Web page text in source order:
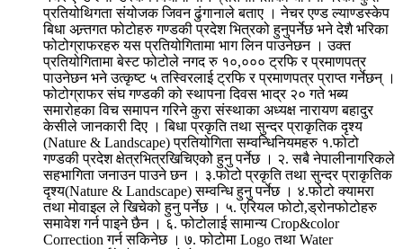
प्रतियोथिगता संयोजक जिवन ढुंगानाले बताए । नेचर एण्ड ल्याण्डस्केप
बिधा अन्र्तगत फोटोहरु गण्डकी प्रदेश भित्रको हुनुपर्नेछ भने देशै भरिका
फोटोग्राफरहरु यस प्रतियोगितामा भाग लिन पाउनेछन । उक्त
प्रतियोगितामा बेस्ट फोटोले नगद रु १०,००० ट्रफि र प्रमाणपत्र
पाउनेछन भने उत्कृष्ट ५ तस्विरलाई ट्रफि र प्रमाणपत्र प्राप्त गर्नेछन् ।
फोटोग्राफर संघ गण्डकी को स्थापना दिवस भाद्र २० गते भब्य
समारोहका विच समापन गरिने कुरा संस्थाका अध्यक्ष नारायण बहादुर
केसीले जानकारी दिए । बिधा प्रकृति तथा सुन्दर प्राकृतिक दृश्य
(Nature & Landscape) प्रतियोगिता सम्वन्धिनियमहरु १.फोटो
गण्डकी प्रदेश क्षेत्रभित्रखिचिएकोे हुनु पर्नेछ । २. सबै नेपालीनागरिकले
सहभागिता जनाउन पाउने छन । ३.फोटो प्रकृति तथा सुन्दर प्राकृतिक
दृश्य(Nature & Landscape) सम्वन्धि हुनु पर्नेछ । ४.फोटो क्यामरा
तथा मोवाइल ले खिचेको हुनु पर्नेछ । ५. एरियल फोटो,ड्रोनफोटोहरु
समावेश गर्न पाइने छैन । ६. फोटोलाई सामान्य Crop&color
Correction गर्न सकिनेछ । ७. फोटोमा Logo तथा Water